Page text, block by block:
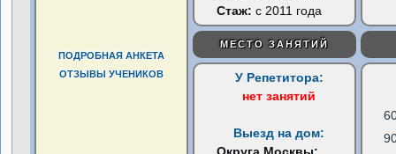
ПОДРОБНАЯ АНКЕТА
ОТЗЫВЫ УЧЕНИКОВ
Стаж: с 2011 года
МЕСТО ЗАНЯТИЙ
У Репетитора:
нет занятий
Выезд на дом: